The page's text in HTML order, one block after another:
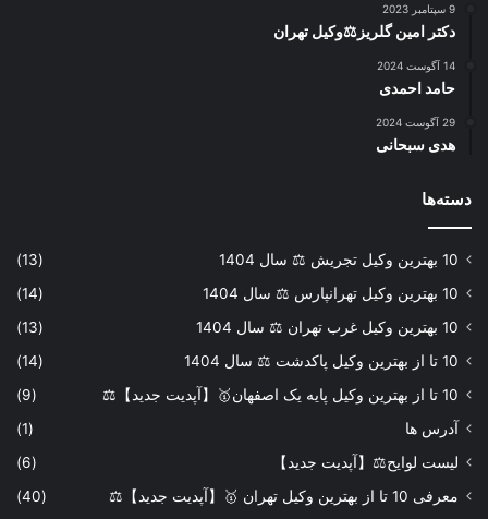
9 سپتامبر 2023
دکتر امین گلریز⚖️وکیل تهران
14 آگوست 2024
حامد احمدی
29 آگوست 2024
هدی سبحانی
دسته‌ها
10 بهترین وکیل تجریش ⚖️ سال 1404
(13)
10 بهترین وکیل تهرانپارس ⚖️ سال 1404
(14)
10 بهترین وکیل غرب تهران ⚖️ سال 1404
(13)
10 تا از بهترین وکیل پاکدشت ⚖️ سال 1404
(14)
10 تا از بهترین وکیل پایه یک اصفهان🥇【آپدیت جدید】⚖️
(9)
آدرس ها
(1)
لیست لوایح⚖️【آپدیت جدید】
(6)
معرفی 10 تا از بهترین وکیل تهران 🥇【آپدیت جدید】⚖️
(40)